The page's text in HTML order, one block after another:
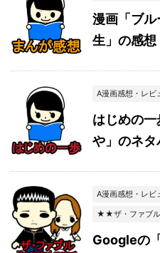
漫画「ブ
生」の感想
A漫画感想・レビ
はじめの
や」のネタ
A漫画感想・レビ
★★ザ・ファブル
Googleの